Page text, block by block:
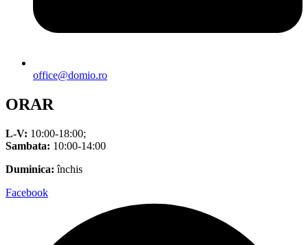
office@domio.ro
ORAR
L-V: 10:00-18:00;
Sambata: 10:00-14:00
Duminica: închis
Facebook